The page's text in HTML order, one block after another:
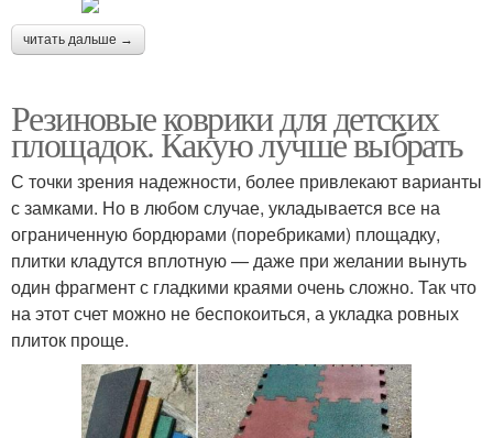
читать дальше →
Резиновые коврики для детских
площадок. Какую лучше выбрать
С точки зрения надежности, более привлекают варианты
с замками. Но в любом случае, укладывается все на
ограниченную бордюрами (поребриками) площадку,
плитки кладутся вплотную — даже при желании вынуть
один фрагмент с гладкими краями очень сложно. Так что
на этот счет можно не беспокоиться, а укладка ровных
плиток проще.